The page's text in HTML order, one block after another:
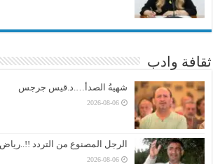
ثقافة وادب
شهيةُ الصدأ….د.قيس جرجس
2026-08-06
الرجل المصنوع من التردد
2026-08-06